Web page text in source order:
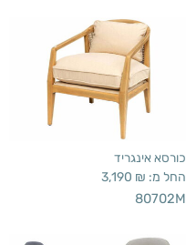
כורסא אינגריד
החל מ: 3,190 ₪
80702M